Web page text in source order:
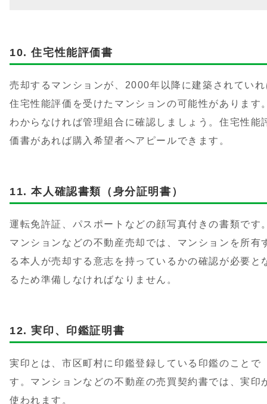
住宅性能評価書
売却するマンションが、2000年以降に建築されてい
住宅性能評価を受けたマンションの可能性があります
わからなければ管理組合に確認しましょう。住宅性能
価書があれば購入希望者へアピールできます。
本人確認書類（身分証明書）
運転免許証、パスポートなどの顔写真付きの書類です
マンションなどの不動産売却では、マンションを所有
る本人が売却する意志を持っているかの確認が必要と
るため準備しなければなりません。
実印、印鑑証明書
実印とは、市区町村に印鑑登録している印鑑のことで
す。マンションなどの不動産の売買契約書では、実印
使われます。